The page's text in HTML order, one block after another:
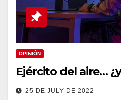
OPINIÓN
Ejército del aire…
25 DE JULY DE 2022